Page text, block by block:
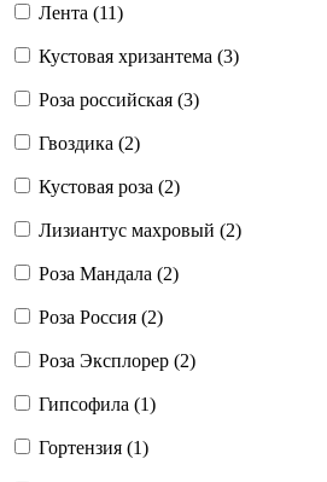
Лента (11)
Кустовая хризантема (3)
Роза российская (3)
Гвоздика (2)
Кустовая роза (2)
Лизиантус махровый (2)
Роза Мандала (2)
Роза Россия (2)
Роза Эксплорер (2)
Гипсофила (1)
Гортензия (1)